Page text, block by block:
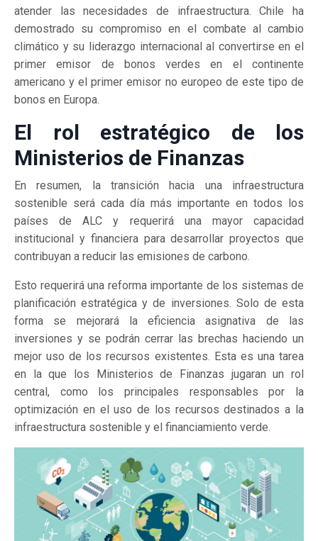
atender las necesidades de infraestructura. Chile ha
demostrado su compromiso en el combate al cambio
climático y su liderazgo internacional al convertirse en el
primer emisor de bonos verdes en el continente
americano y el primer emisor no europeo de este tipo de
bonos en Europa.
El rol estratégico de los
Ministerios de Finanzas
En resumen, la transición hacia una infraestructura
sostenible será cada día más importante en todos los
países de ALC y requerirá una mayor capacidad
institucional y financiera para desarrollar proyectos que
contribuyan a reducir las emisiones de carbono.
Esto requerirá una reforma importante de los sistemas de
planificación estratégica y de inversiones. Solo de esta
forma se mejorará la eficiencia asignativa de las
inversiones y se podrán cerrar las brechas haciendo un
mejor uso de los recursos existentes. Esta es una tarea
en la que los Ministerios de Finanzas jugaran un rol
central, como los principales responsables por la
optimización en el uso de los recursos destinados a la
infraestructura sostenible y el financiamiento verde.